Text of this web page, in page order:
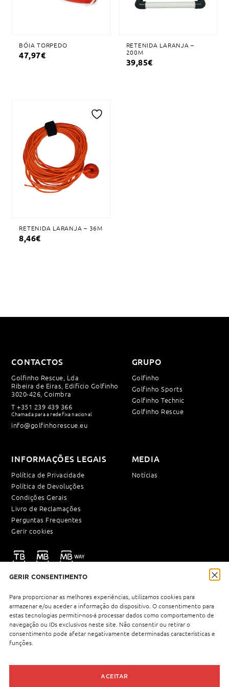
GERIR CONSENTIMENTO
Para proporcionar as melhores experiências, utilizamos cookies para
armazenar e/ou aceder a informação do dispositivo. O consentimento para
estas tecnologias permitir-nos-á processar dados como comportamento de
navegação ou IDs exclusivos neste site. Não consentir ou retirar o
consentimento pode afetar negativamente determinadas características e
funções.
ACEITAR
BÓIA TORPEDO
47,97€
RETENIDA LARANJA –
200M
39,85€
desejos
RETENIDA LARANJA – 36M
8,46€
CONTACTOS
Golfinho Rescue, Lda
Ribeira de Eiras, Edifício Golfinho
3020-426, Coimbra
T+351 239 439 366
Chamada para a rede fixa nacional
info@golfinhorescue.eu
GRUPO
Golfinho
Golfinho Sports
Golfinho Technic
Golfinho Rescue
INFORMAÇÕES LEGAIS
Política de Privacidade
Política de Devoluções
Condições Gerais
Livro de Reclamações
Perguntas Frequentes
Gerir cookies
MEDIA
Notícias
NEWSLETTER
Li e aceito a Política de Privacidade